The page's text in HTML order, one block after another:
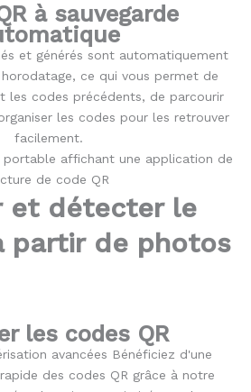
à sauvegarde
et générés sont automatiquement
ce qui vous permet de
les codes précédents, de parcourir
les codes pour les retrouver
facilement.
et détecter le
partir de photos
les codes QR
avancées Bénéficiez d'une
des codes QR grâce à notre